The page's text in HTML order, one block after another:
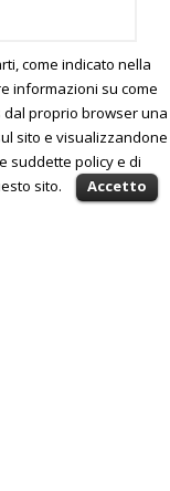
come indicato nella
informazioni su come
proprio browser una
sito e visualizzandone
suddette policy e di
sito.
Accetto